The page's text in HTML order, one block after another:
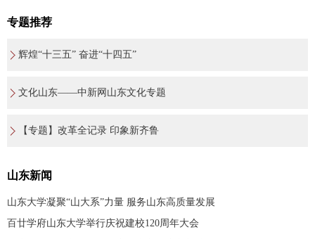
专题推荐
辉煌“十三五” 奋进“十四五”
文化山东——中新网山东文化专题
【专题】改革全记录 印象新齐鲁
山东新闻
山东大学凝聚“山大系”力量 服务山东高质量发展
百廿学府山东大学举行庆祝建校120周年大会